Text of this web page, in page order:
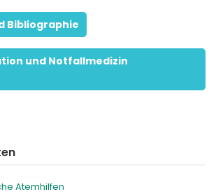
Bibliographie
und Notfallmedizin
Atemhilfen